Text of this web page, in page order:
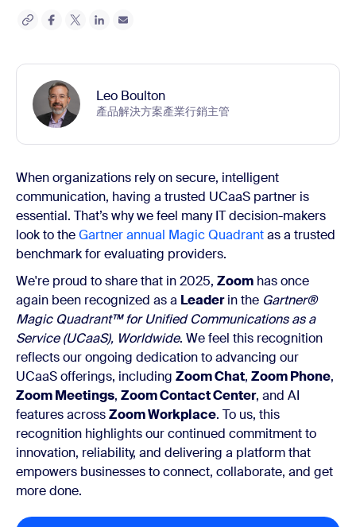
Leo Boulton
產品解決方案產業行銷主管
When organizations rely on secure, intelligent
communication, having a trusted UCaaS partner is
essential. That’s why we feel many IT decision-makers
look to theGartner annual Magic Quadrantas a trusted
benchmark for evaluating providers.
We're proud to share that in 2025, Zoom has once
again been recognized as a Leaderin the Gartner®
Magic Quadrant™ for Unified Communications as a
Service (UCaaS), Worldwide. We feel this recognition
reflects our ongoing dedication to advancing our
UCaaS offerings, including Zoom Chat, Zoom Phone,
Zoom Meetings, Zoom Contact Center, and AI
features acrossZoom Workplace. To us, this
recognition highlights our continued commitment to
innovation, reliability, and delivering a platform that
empowers businesses to connect, collaborate, and get
more done.